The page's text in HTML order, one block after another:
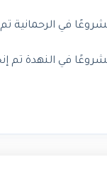
في الرحمانية تم
في النهدة تم